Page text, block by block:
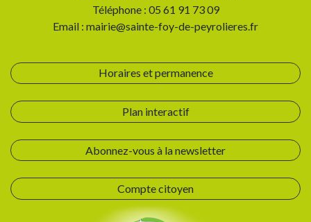
Téléphone : 05 61 91 73 09
Email : mairie@sainte-foy-de-peyrolieres.fr
Horaires et permanence
Plan interactif
Abonnez-vous à la newsletter
Compte citoyen